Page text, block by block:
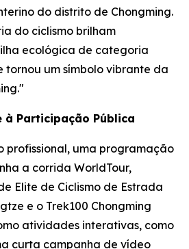
do distrito de Chongming.
do ciclismo brilham
ecológica de categoria
tornou um símbolo vibrante da
à Participação Pública
profissional, uma programação
a corrida WorldTour,
Elite de Ciclismo de Estrada
e o Trek100 Chongming
atividades interativas, como
curta campanha de vídeo